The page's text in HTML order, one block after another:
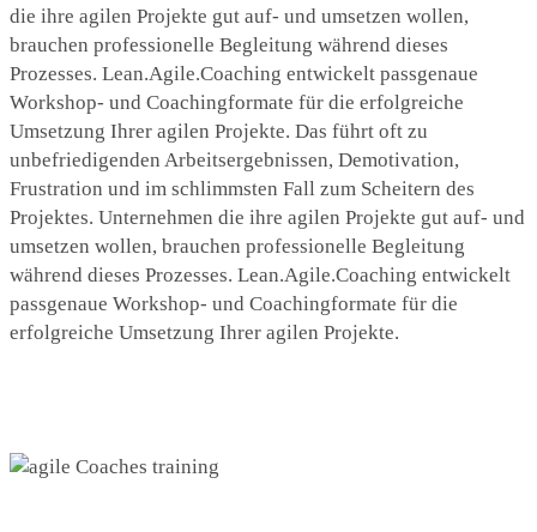
die ihre agilen Projekte gut auf- und umsetzen wollen,
brauchen professionelle Begleitung während dieses
Prozesses. Lean.Agile.Coaching entwickelt passgenaue
Workshop- und Coachingformate für die erfolgreiche
Umsetzung Ihrer agilen Projekte. Das führt oft zu
unbefriedigenden Arbeitsergebnissen, Demotivation,
Frustration und im schlimmsten Fall zum Scheitern des
Projektes. Unternehmen die ihre agilen Projekte gut auf- und
umsetzen wollen, brauchen professionelle Begleitung
während dieses Prozesses. Lean.Agile.Coaching entwickelt
passgenaue Workshop- und Coachingformate für die
erfolgreiche Umsetzung Ihrer agilen Projekte.